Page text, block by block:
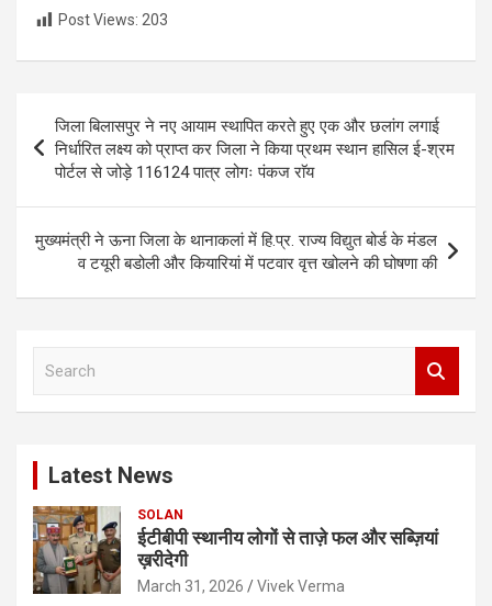
Post Views: 203
navigation
जिला बिलासपुर ने नए आयाम स्थापित करते हुए एक और छलांग लगाई
निर्धारित लक्ष्य को प्राप्त कर जिला ने किया प्रथम स्थान हासिल ई-श्रम
पोर्टल से जोड़े 116124 पात्र लोगः पंकज राॅय
मुख्यमंत्री ने ऊना जिला के थानाकलां में हि.प्र. राज्य विद्युत बोर्ड के मंडल
व टयूरी बडोली और कियारियां में पटवार वृत्त खोलने की घोषणा की
Latest News
SOLAN
ईटीबीपी स्थानीय लोगों से ताज़े फल और सब्ज़ियां
ख़रीदेगी
March 31, 2026 Vivek Verma